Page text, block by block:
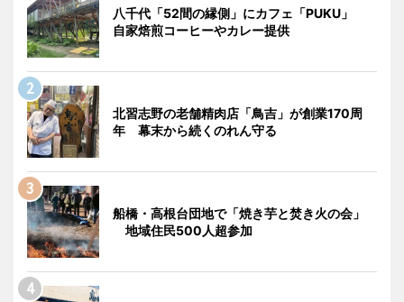
八千代「52間の縁側」にカフェ「PUKU」
自家焙煎コーヒーやカレー提供
北習志野の老舗精肉店「鳥吉」が創業170周
年 幕末から続くのれん守る
船橋・高根台団地で「焼き芋と焚き火の会」
地域住民500人超参加